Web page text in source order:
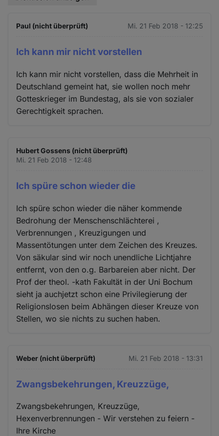
Paul (nicht überprüft) Mi. 21 Feb 2018 - 12:25
Ich kann mir nicht vorstellen
Ich kann mir nicht vorstellen, dass die Mehrheit in
Deutschland gemeint hat, sie wollen noch mehr
Gotteskrieger im Bundestag, als sie von sozialer
Gerechtigkeit sprachen.
Hubert Gossens (nicht überprüft)
Mi. 21 Feb 2018 - 12:48
Ich spüre schon wieder die
Ich spüre schon wieder die näher kommende
Bedrohung der Menschenschlächterei ,
Verbrennungen , Kreuzigungen und
Massentötungen unter dem Zeichen des Kreuzes.
Von säkular sind wir noch unendliche Lichtjahre
entfernt, von den o.g. Barbareien aber nicht. Der
Prof der theol. -kath Fakultät in der Uni Bochum
sieht ja auchjetzt schon eine Privilegierung der
Religionslosen beim Abhängen dieser Kreuze von
Stellen, wo sie nichts zu suchen haben.
Weber (nicht überprüft) Mi. 21 Feb 2018 - 13:31
Zwangsbekehrungen, Kreuzzüge,
Zwangsbekehrungen, Kreuzzüge,
Hexenverbrennungen - Wir verstehen zu feiern -
Ihre Kirche